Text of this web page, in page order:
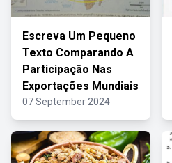
Escreva Um Pequeno
Texto Comparando A
Participação Nas
Exportações Mundiais
07 September 2024